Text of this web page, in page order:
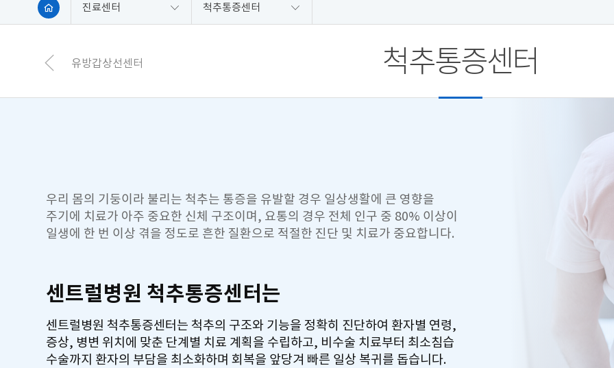
진료센터 척추통증센터
유방갑상선센터 척추통증센터
우리 몸의 기둥이라 불리는 척추는 통증을 유발할 경우 일상생활에 큰 영향을
주기에 치료가 아주 중요한 신체 구조이며, 요통의 경우 전체 인구 중 80% 이상이
일생에 한 번 이상 겪을 정도로 흔한 질환으로 적절한 진단 및 치료가 중요합니다.
센트럴병원 척추통증센터는
센트럴병원 척추통증센터는 척추의 구조와 기능을 정확히 진단하여 환자별 연령,
증상, 병변 위치에 맞춘 단계별 치료 계획을 수립하고, 비수술 치료부터 최소침습
수술까지 환자의 부담을 최소화하며 회복을 앞당겨 빠른 일상 복귀를 돕습니다.